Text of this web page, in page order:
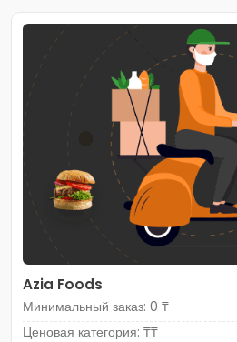
Azia Foods
Минимальный заказ: 0 ₸
Ценовая категория: ₸₸